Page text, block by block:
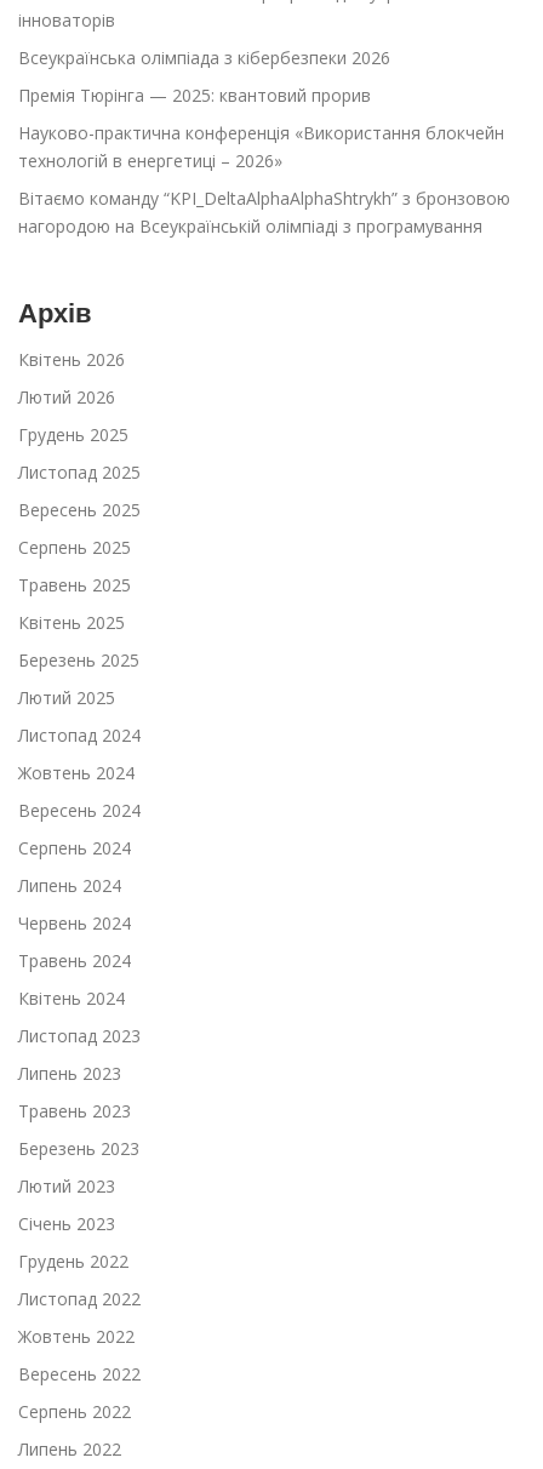
інноваторів
Всеукраїнська олімпіада з кібербезпеки 2026
Премія Тюрінга — 2025: квантовий прорив
Науково-практична конференція «Використання блокчейн
технологій в енергетиці – 2026»
Вітаємо команду “KPI_DeltaAlphaAlphaShtrykh” з бронзовою
нагородою на Всеукраїнській олімпіаді з програмування
Архів
Квітень 2026
Лютий 2026
Грудень 2025
Листопад 2025
Вересень 2025
Серпень 2025
Травень 2025
Квітень 2025
Березень 2025
Лютий 2025
Листопад 2024
Жовтень 2024
Вересень 2024
Серпень 2024
Липень 2024
Червень 2024
Травень 2024
Квітень 2024
Листопад 2023
Липень 2023
Травень 2023
Березень 2023
Лютий 2023
Січень 2023
Грудень 2022
Листопад 2022
Жовтень 2022
Вересень 2022
Серпень 2022
Липень 2022